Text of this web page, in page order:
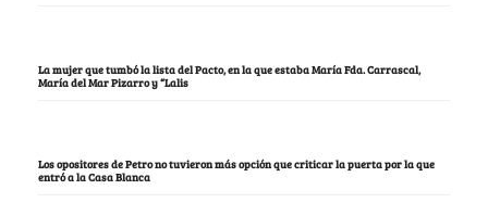
La mujer que tumbó la lista del Pacto, en la que estaba María Fda. Carrascal,
María del Mar Pizarro y “Lalis
Los opositores de Petro no tuvieron más opción que criticar la puerta por la que
entró a la Casa Blanca